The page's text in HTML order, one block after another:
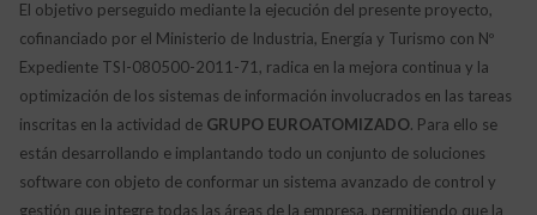
El objetivo perseguido mediante la ejecución del presente proyecto,
cofinanciado por el Ministerio de Industria, Energía y Turismo con Nº
Expediente TSI-080500-2011-71, radica en la mejora continua y la
optimización de los sistemas de información involucrados en las tareas
inscritas en la actividad de GRUPO EUROATOMIZADO. Para ello se
están desarrollando e implantando todo un conjunto de soluciones
software con objeto de conformar un sistema avanzado de control y
gestión que integre todas las áreas de la empresa, permitiendo que la